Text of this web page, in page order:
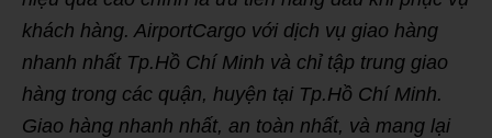
khách hàng. AirportCargo với dịch vụ giao hàng
nhanh nhất Tp.Hồ Chí Minh và chỉ tập trung giao
hàng trong các quận, huyện tại Tp.Hồ Chí Minh.
Giao hàng nhanh nhất, an toàn nhất, và mang lại